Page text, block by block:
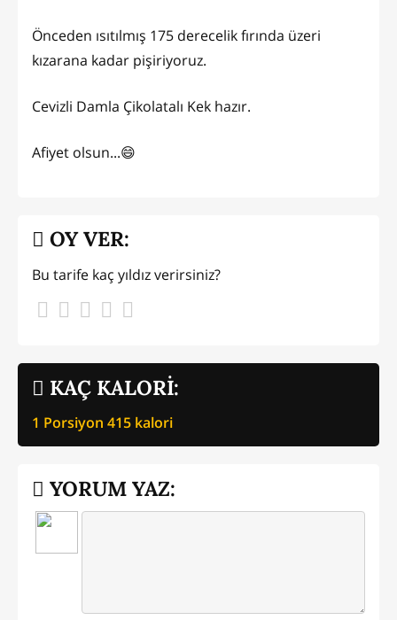
Önceden ısıtılmış 175 derecelik fırında üzeri
kızarana kadar pişiriyoruz.
Cevizli Damla Çikolatalı Kek hazır.
Afiyet olsun...😄
KAÇ KALORİ:
1 Porsiyon 415 kalori
OY VER:
Bu tarife kaç yıldız verirsiniz?
YORUM YAZ: